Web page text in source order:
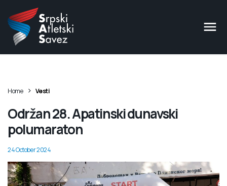
Home > Vesti
Održan 28. Apatinski dunavski
polumaraton
24 October 2024